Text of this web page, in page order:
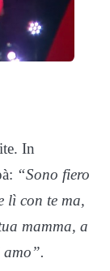
In
“Sono fiero
lì con te ma,
mamma, a